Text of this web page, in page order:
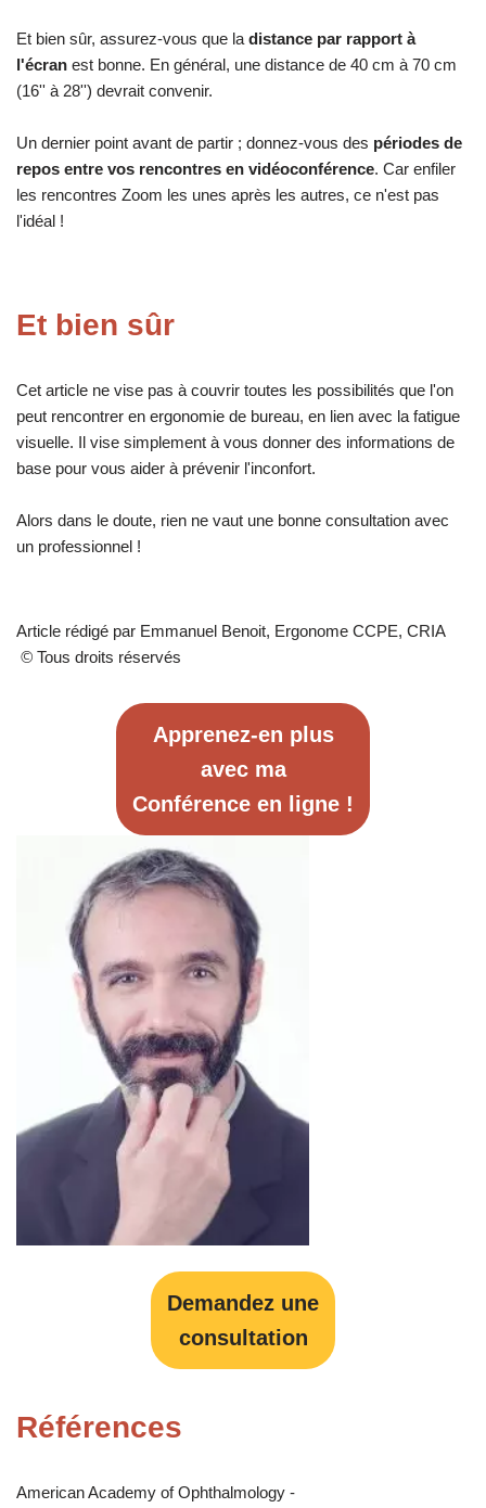
Et bien sûr, assurez-vous que la distance par rapport à
l'écran est bonne. En général, une distance de 40 cm à 70 cm
(16'' à 28'') devrait convenir.
Un dernier point avant de partir ; donnez-vous des périodes de
repos entre vos rencontres en vidéoconférence. Car enfiler
les rencontres Zoom les unes après les autres, ce n'est pas
l'idéal !
Et bien sûr
Cet article ne vise pas à couvrir toutes les possibilités que l'on
peut rencontrer en ergonomie de bureau, en lien avec la fatigue
visuelle. Il vise simplement à vous donner des informations de
base pour vous aider à prévenir l'inconfort.
Alors dans le doute, rien ne vaut une bonne consultation avec
un professionnel !
Article rédigé par Emmanuel Benoit, Ergonome CCPE, CRIA
© Tous droits réservés
Apprenez-en plus
avec ma
Conférence en ligne !
Demandez une
consultation
Références
American Academy of Ophthalmology -